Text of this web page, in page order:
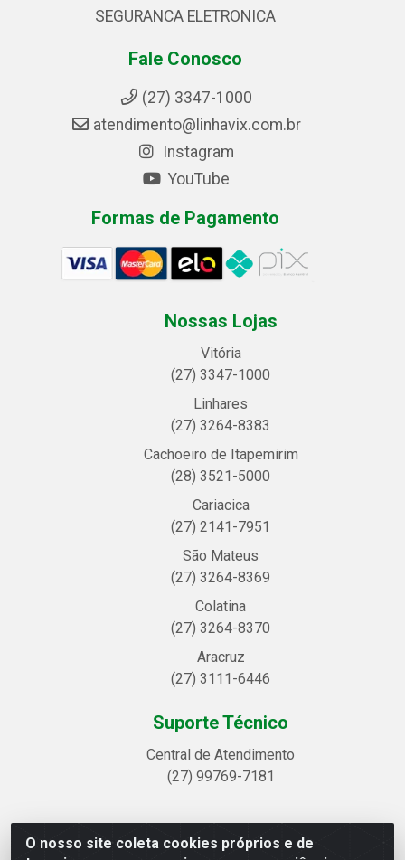
O nosso site coleta cookies próprios e de
SEGURANCA ELETRONICA
Fale Conosco
(27) 3347-1000
atendimento@linhavix.com.br
Instagram
YouTube
Formas de Pagamento
Nossas Lojas
Vitória
(27) 3347-1000
Linhares
(27) 3264-8383
Cachoeiro de Itapemirim
(28) 3521-5000
Cariacica
(27) 2141-7951
São Mateus
(27) 3264-8369
Colatina
(27) 3264-8370
Aracruz
(27) 3111-6446
Suporte Técnico
Central de Atendimento
(27) 99769-7181
Linhavix Distribuidora LTDA - Avenida Alegre, 2521 -